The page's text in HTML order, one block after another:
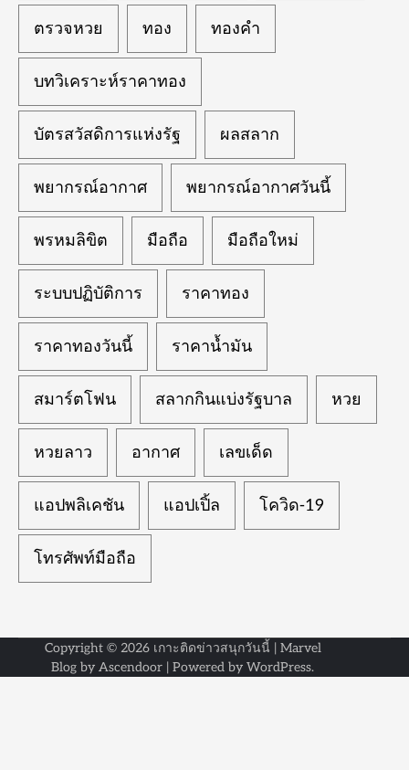
ตรวจหวย ทอง ทองคำ
บทวิเคราะห์ราคาทอง
บัตรสวัสดิการแห่งรัฐ ผลสลาก
พยากรณ์อากาศ พยากรณ์อากาศวันนี้
พรหมลิขิต มือถือ มือถือใหม่
ระบบปฏิบัติการ ราคาทอง
ราคาทองวันนี้ ราคาน้ำมัน
สมาร์ตโฟน สลากกินแบ่งรัฐบาล หวย
หวยลาว อากาศ เลขเด็ด
แอปพลิเคชัน แอปเปิ้ล โควิด-19
โทรศัพท์มือถือ
Copyright © 2026 เกาะติดข่าวสนุกวันนี้ | Marvel
Blog by Ascendoor | Powered by WordPress.